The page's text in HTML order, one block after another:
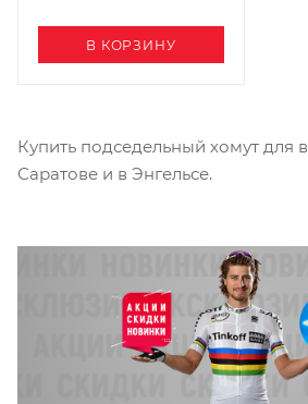
В КОРЗИНУ
Купить подседельный хомут для
Саратове и в Энгельсе.